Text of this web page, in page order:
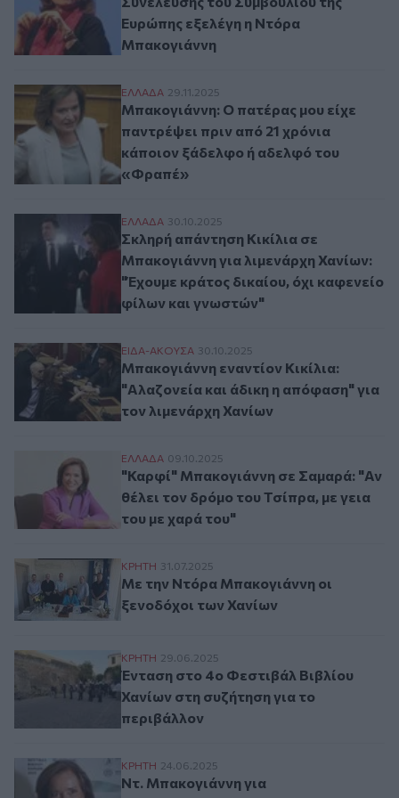
Ευρώπης εξελέγη η Ντόρα
Μπακογιάννη
Μπακογιάννη: Ο πατέρας μου είχε
ΕΛΛAΔΑ 29.11.2025
Μπακογιάννη: Ο πατέρας μου είχε
παντρέψει πριν από 21 χρόνια
κάποιον ξάδελφο ή αδελφό του
«Φραπέ»
Σκληρή απάντηση Κικίλια σε
ΕΛΛAΔΑ 30.10.2025
Σκληρή απάντηση Κικίλια σε
Μπακογιάννη για λιμενάρχη Χανίων:
"Έχουμε κράτος δικαίου, όχι καφενείο
φίλων και γνωστών"
Μπακογιάννη εναντίον Κικίλια:
ΕΙΔΑ-ΑΚΟΥΣΑ 30.10.2025
Μπακογιάννη εναντίον Κικίλια:
"Αλαζονεία και άδικη η απόφαση" για
τον λιμενάρχη Χανίων
"Καρφί" Μπακογιάννη σε Σαμαρά: "Αν
ΕΛΛAΔΑ 09.10.2025
"Καρφί" Μπακογιάννη σε Σαμαρά: "Αν
θέλει τον δρόμο του Τσίπρα, με γεια
του με χαρά του"
Με την Ντόρα Μπακογιάννη οι
ΚΡΗΤΗ 31.07.2025
Με την Ντόρα Μπακογιάννη οι
ξενοδόχοι των Χανίων
Ένταση στο 4ο Φεστιβάλ Βιβλίου Χανίων
ΚΡΗΤΗ 29.06.2025
Ένταση στο 4ο Φεστιβάλ Βιβλίου
Χανίων στη συζήτηση για το
περιβάλλον
Nτ. Μπακογιάννη για μεταναστευτικό:
ΚΡΗΤΗ 24.06.2025
Nτ. Μπακογιάννη για